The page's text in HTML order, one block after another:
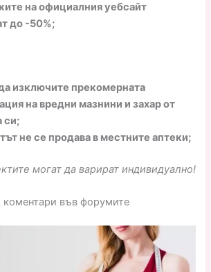
на официалния уебсайт
до -50%;
изключите прекомерната
на вредни мазнини и захар от
си;
не се продава в местните аптеки;
могат да варират индивидуално!
коментари във форумите